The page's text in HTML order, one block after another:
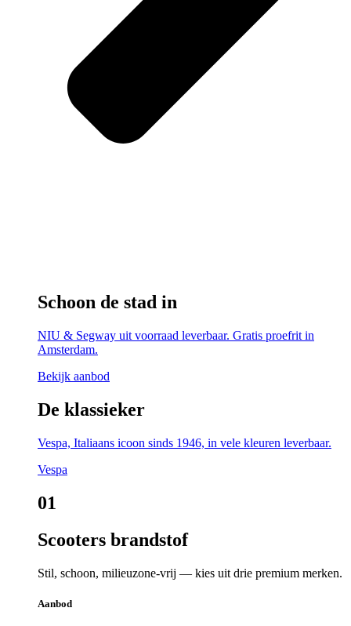
Schoon de stad in
NIU & Segway uit voorraad leverbaar. Gratis proefrit in
Amsterdam.
Bekijk aanbod
De klassieker
Vespa, Italiaans icoon sinds 1946, in vele kleuren leverbaar.
Vespa
01
Scooters brandstof
Stil, schoon, milieuzone-vrij — kies uit drie premium merken.
Aanbod